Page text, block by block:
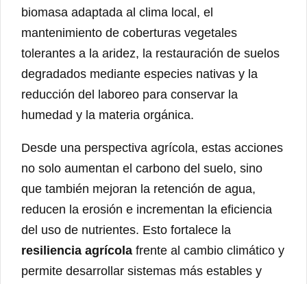
biomasa adaptada al clima local, el
mantenimiento de coberturas vegetales
tolerantes a la aridez, la restauración de suelos
degradados mediante especies nativas y la
reducción del laboreo para conservar la
humedad y la materia orgánica.
Desde una perspectiva agrícola, estas acciones
no solo aumentan el carbono del suelo, sino
que también mejoran la retención de agua,
reducen la erosión e incrementan la eficiencia
del uso de nutrientes. Esto fortalece la
resiliencia agrícola frente al cambio climático y
permite desarrollar sistemas más estables y